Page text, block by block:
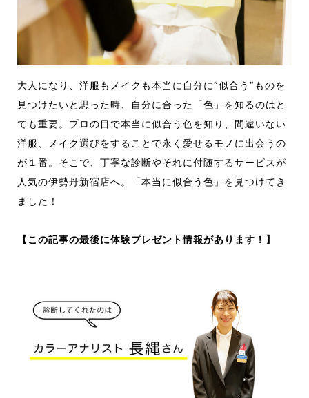
大人になり、洋服もメイクも本当に自分に“似合う”ものを
見つけたいと思った時、自分に合った「色」を知るのはと
ても重要。プロの目で本当に似合う色を知り、間違いない
洋服、メイク選びをすることで永く愛せるモノに出会うの
が１番。そこで、丁寧な診断やそれに付随するサービスが
人気の伊勢丹新宿店へ。「本当に似合う色」を見つけてき
ました！
【この記事の最後に体験プレゼント情報があります！】